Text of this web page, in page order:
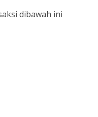
dibawah ini